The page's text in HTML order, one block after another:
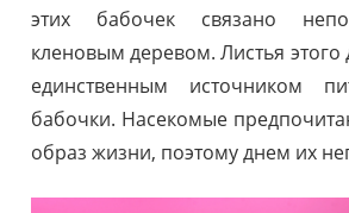
этих бабочек связано
кленовым деревом. Листья этого
единственным источником
бабочки. Насекомые
образ жизни, поэтому днем их